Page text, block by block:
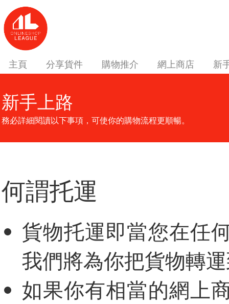
主頁 分享貨件 購物推介 網上商店 新
新手上路
務必詳細閱讀以下事項，可使你的購物流程更順暢。
何謂托運
貨物托運即當您在任
我們將為你把貨物轉
如果你有相當的網上